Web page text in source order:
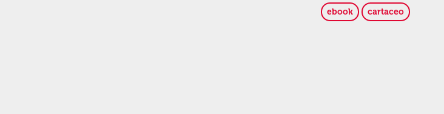
cartaceo
ebook